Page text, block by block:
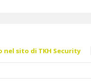
nel sito di TKH Security